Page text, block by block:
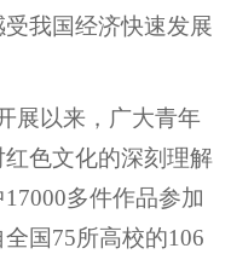
我国经济快速发展
展以来，广大青年
色文化的深刻理解
多件作品参加
国75所高校的106